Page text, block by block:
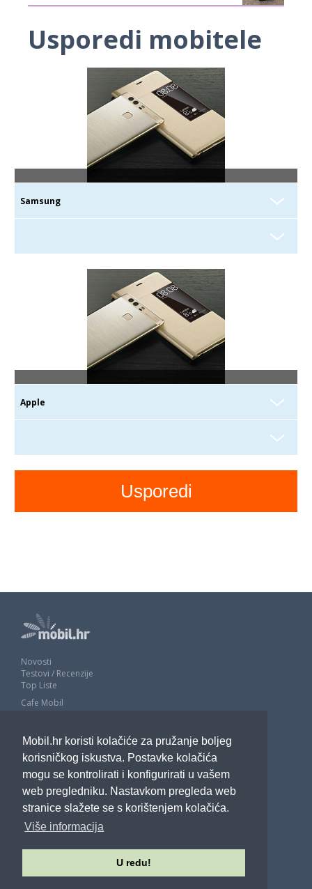
Mobil.hr koristi kolačiće za pružanje boljeg
korisničkog iskustva. Postavke kolačića
mogu se kontrolirati i konfigurirati u vašem
web pregledniku. Nastavkom pregleda web
stranice slažete se s korištenjem kolačića.
Više informacija
U redu!
Usporedi mobitele
Novosti
Testovi / Recenzije
Top Liste
Cafe Mobil
Impressum
Marketing
Pravne odredbe
Izjava o privatnosti
POTRAŽITE NAS
Sva prava pridržana - Mobil.hr - 2026.